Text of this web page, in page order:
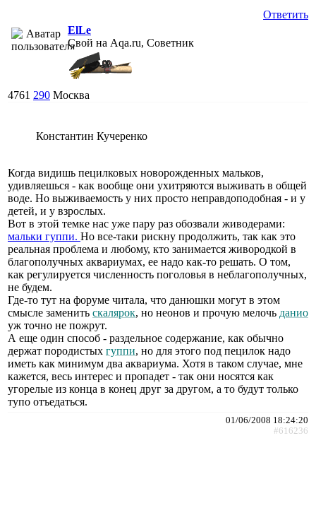
Ответить
ElLe
Свой на Aqa.ru, Советник
4761 290 Москва
Константин Кучеренко
Когда видишь пецилковых новорожденных мальков,
удивляешься - как вообще они ухитряются выживать в общей
воде. Но выживаемость у них просто неправдоподобная - и у
детей, и у взрослых.
Вот в этой темке нас уже пару раз обозвали живодерами:
мальки гуппи. Но все-таки рискну продолжить, так как это
реальная проблема и любому, кто занимается живородкой в
благополучных аквариумах, ее надо как-то решать. О том,
как регулируется численность поголовья в неблагополучных,
не будем.
Где-то тут на форуме читала, что данюшки могут в этом
смысле заменить скалярок, но неонов и прочую мелочь данио
уж точно не пожрут.
А еще один способ - раздельное содержание, как обычно
держат породистых гуппи, но для этого под пецилок надо
иметь как минимум два аквариума. Хотя в таком случае, мне
кажется, весь интерес и пропадет - так они носятся как
угорелые из конца в конец друг за другом, а то будут только
тупо отъедаться.
01/06/2008 18:24:20
#616236